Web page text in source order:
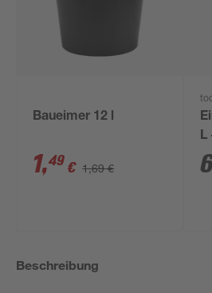
Baueimer 12 l
1,49 € 1,69 €
L
Beschreibung